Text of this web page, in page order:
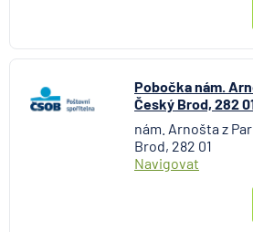
NEY spořitelní družstvo
NN Penzijní společnost
NN Životná poisťovňa
Pobočka nám.
Český Brod, 282
nám. Arnošta z
Brod, 282 01
Navigovat